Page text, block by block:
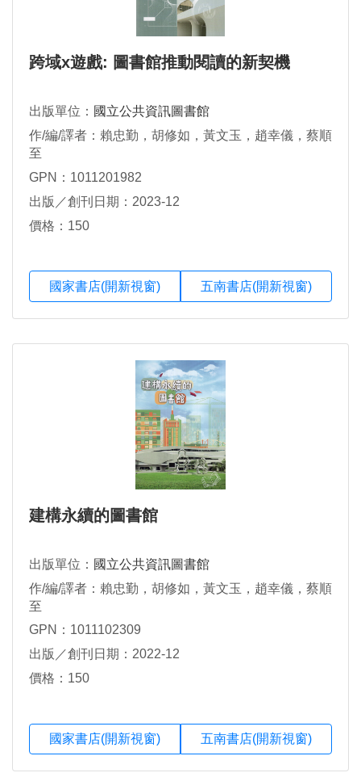
跨域x遊戲: 圖書館推動閱讀的新契機
出版單位： 國立公共資訊圖書館
作/編/譯者：賴忠勤，胡修如，黃文玉，趙幸儀，蔡順
至
GPN：1011201982
出版／創刊日期：2023-12
價格：150
國家書店(開新視窗) 五南書店(開新視窗)
建構永續的圖書館
出版單位： 國立公共資訊圖書館
作/編/譯者：賴忠勤，胡修如，黃文玉，趙幸儀，蔡順
至
GPN：1011102309
出版／創刊日期：2022-12
價格：150
國家書店(開新視窗) 五南書店(開新視窗)